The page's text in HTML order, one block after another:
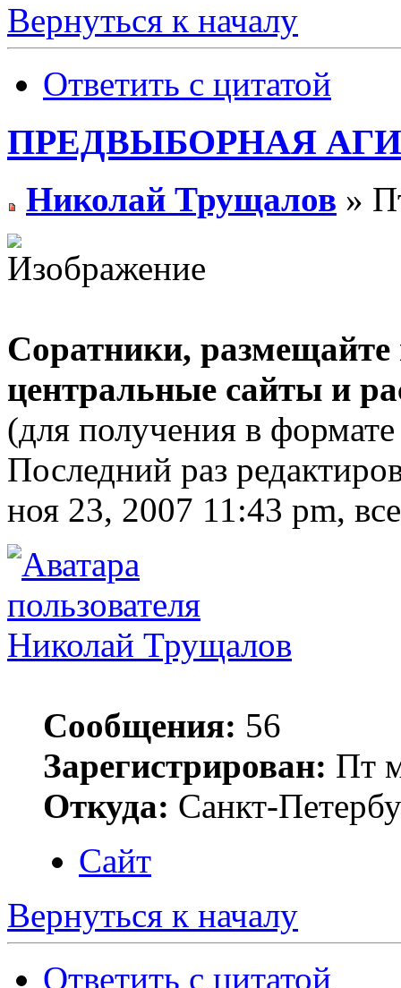
Вернуться к началу
Ответить с цитатой
ПРЕДВЫБОРНАЯ
Николай Трущалов »
Соратники,
центральные сайты и
(для получения в
Последний раз
ноя 23, 2007 11:43 pm,
Николай Трущалов
Сообщения: 56
Зарегистрирован: Пт
Откуда: Санкт-
Сайт
Вернуться к началу
Ответить с цитатой